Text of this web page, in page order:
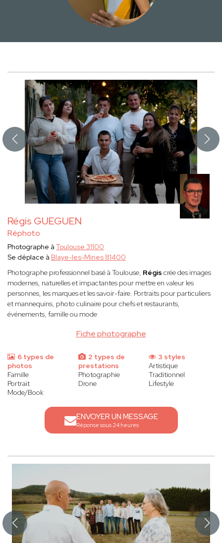
Régis GUEGUEN
Réphoto
Fiche photographe
Photographe à Toulouse 31100
Se déplace à Blaye-les-Mines 81400
Photographe professionnel basé à Toulouse, Régis crée des images
modernes, naturelles et impactantes pour mettre en valeur les
personnes, les marques et les savoir-faire. Portraits pour particuliers
et mannequins, photo culinaire pour chefs et restaurants,
événements, famille ou mode
6 types de
photos
Famille
Portrait
Mode/Book
2 types de
prestations
Photographie
Drone
3 styles
Artistique
Traditionnel
Lifestyle
ENVOYER UN MESSAGE
Réponse sous 24 heures